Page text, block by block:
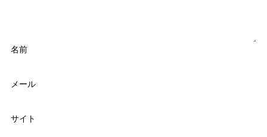
名前
メール
サイト